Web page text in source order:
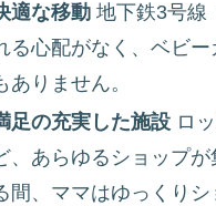
適な移動地下鉄3号線
る心配がなく、ベビ
りません。
足の充実した施設ロッ
、あらゆるショップ
間、ママはゆっくり